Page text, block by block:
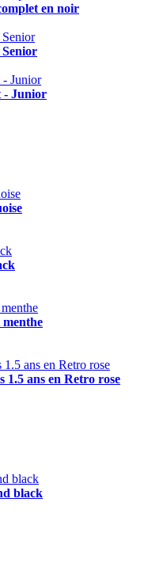
en noir
- Junior
ans en Retro rose
black